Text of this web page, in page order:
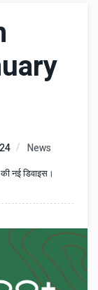
News
नई डिवाइस।